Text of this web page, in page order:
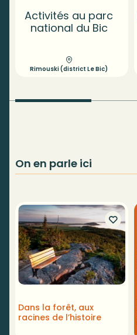
Activités au parc
national du Bic
Rimouski (district Le Bic)
On en parle ici
Dans la forêt, aux
racines de l’histoire